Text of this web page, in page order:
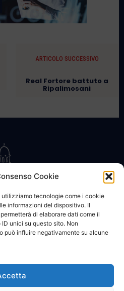
Cookie
utilizziamo tecnologie come i cookie
informazioni del dispositivo. Il
di elaborare dati come il
unici su questo sito. Non
può influire negativamente su alcune
ARTICOLO SUCCESSIVO
Real Fortore battuto a
Ripalimosani
POLICY PRIVACY
:::: powered by Go Web snc |